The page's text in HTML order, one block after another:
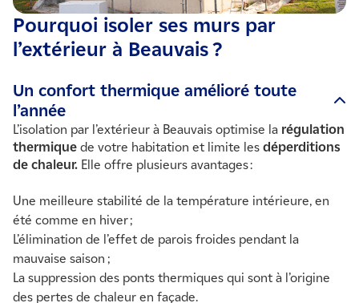
Pourquoi isoler ses murs par
l’extérieur à Beauvais ?
Un confort thermique amélioré toute
l’année
L’isolation par l’extérieur à Beauvais optimise la régulation
thermique de votre habitation et limite les déperditions
de chaleur. Elle offre plusieurs avantages :
Une meilleure stabilité de la température intérieure, en
été comme en hiver ;
L’élimination de l’effet de parois froides pendant la
mauvaise saison ;
La suppression des ponts thermiques qui sont à l’origine
des pertes de chaleur en façade.